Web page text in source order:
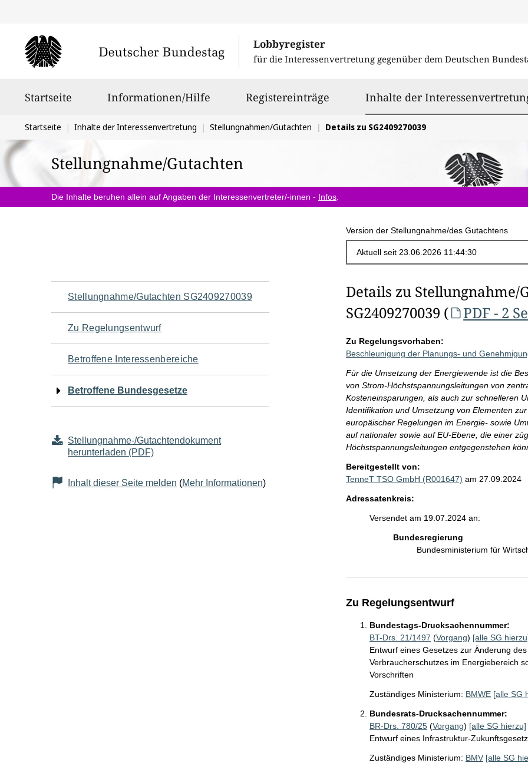
Lobbyregister
für die Interessenvertretung gegenüber dem Deutschen
Startseite Informationen/Hilfe Registereinträge Inhalte der
Sie
befinden
sich
hier:
Startseite Inhalte der Interessenvertretung Stellungnahmen/Gutachten Details zu SG2409270039
Stellungnahme/Gutachten
Die Inhalte beruhen allein auf Angaben der Interessenvertreter/-innen - Infos
Version der Stellungnahme/des Gutachtens
Navigation
für
den
Seiteninhalt
Stellungnahme/Gutachten SG2409270039
Zu Regelungsentwurf
Betroffene Interessenbereiche
Betroffene Bundesgesetze
Stellungnahme-/Gutachtendokument
herunterladen (PDF)
Inhalt dieser Seite melden (Mehr Informationen)
Details zu Stellungnahme/
SG2409270039 (
PDF - 2
Zu Regelungsvorhaben:
Beschleunigung der Planungs- und
Für die Umsetzung der Energiewende ist die
von Strom-Höchstspannungsleitungen von
Kosteneinsparungen, als auch zur schnelleren
Identifikation und Umsetzung von Elementen
europäischer Regelungen im Energie- sowie
auf nationaler sowie auf EU-Ebene, die einer
Höchstspannungsleitungen entgegenstehen
Bereitgestellt von:
TenneT TSO GmbH (R001647) am 27.09.2024
Adressatenkreis:
Versendet am 19.07.2024 an:
Bundesregierung
Bundesministerium für
Zu Regelungsentwurf
Bundestags-Drucksachennummer:
BT-Drs. 21/1497 (Vorgang) [alle SG
Entwurf eines Gesetzes zur Änderung
Verbraucherschutzes im Energiebereich
Vorschriften
Zuständiges Ministerium: BMWE [alle SG
Bundesrats-Drucksachennummer:
BR-Drs. 780/25(Vorgang) [alle SG hierzu]
Entwurf eines Infrastruktur-
Zuständiges Ministerium: BMV [alle SG